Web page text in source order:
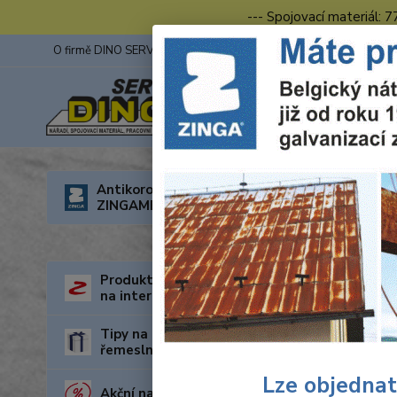
--- Spojovací materiál:
O firmě DINO SERVIS s.r.o. ZINGA Fotogalerie z výstav
Antikorozní nátěry
ZINGAMETALL
Produkty za nejnižší cenu
na internetu
Tipy na dárky pro kutily a
řemeslníky
Akční nabídka
Úvod
1/2"
Lze